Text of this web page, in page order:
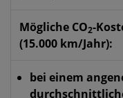
Mögliche CO2-
(15.000 km/Jahr):
bei einem